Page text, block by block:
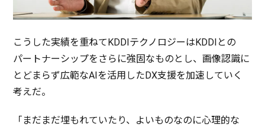
こうした実績を重ねてKDDIテクノロジーはKDDIとの
パートナーシップをさらに強固なものとし、画像認識に
とどまらず広範なAIを活用 したDX支援を加速 していく
考えだ。
「まだまだ埋もれていたり、よいものなのに心理的な